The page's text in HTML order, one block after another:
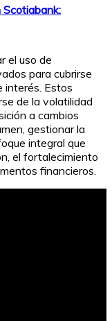
Scotiabank:
el uso de
para cubrirse
interés. Estos
de la volatilidad
a cambios
gestionar la
integral que
el fortalecimiento
financieros.